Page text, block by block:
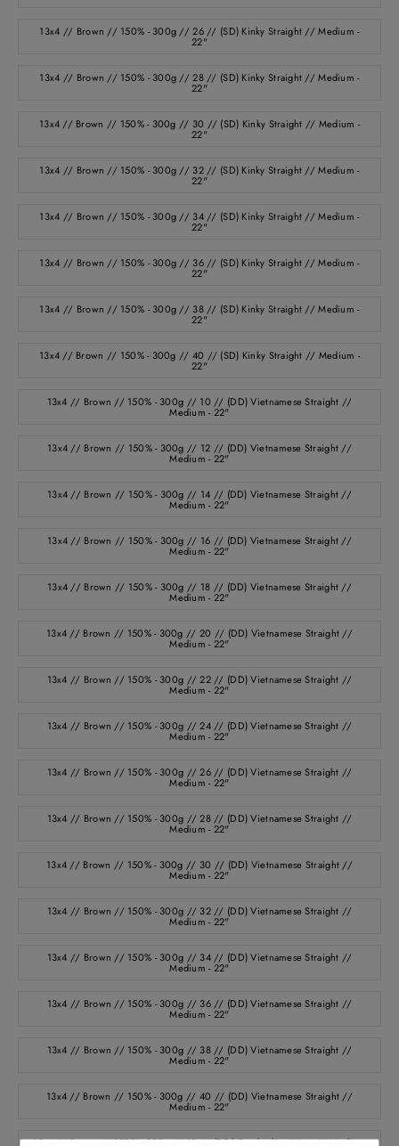
13x4 // Brown // 150% - 300g // 26 // (SD) Kinky Straight // Medium -
22"
13x4 // Brown // 150% - 300g // 28 // (SD) Kinky Straight // Medium -
22"
13x4 // Brown // 150% - 300g // 30 // (SD) Kinky Straight // Medium -
22"
13x4 // Brown // 150% - 300g // 32 // (SD) Kinky Straight // Medium -
22"
13x4 // Brown // 150% - 300g // 34 // (SD) Kinky Straight // Medium -
22"
13x4 // Brown // 150% - 300g // 36 // (SD) Kinky Straight // Medium -
22"
13x4 // Brown // 150% - 300g // 38 // (SD) Kinky Straight // Medium -
22"
13x4 // Brown // 150% - 300g // 40 // (SD) Kinky Straight // Medium -
22"
13x4 // Brown // 150% - 300g // 10 // (DD) Vietnamese Straight //
Medium - 22"
13x4 // Brown // 150% - 300g // 12 // (DD) Vietnamese Straight //
Medium - 22"
13x4 // Brown // 150% - 300g // 14 // (DD) Vietnamese Straight //
Medium - 22"
13x4 // Brown // 150% - 300g // 16 // (DD) Vietnamese Straight //
Medium - 22"
13x4 // Brown // 150% - 300g // 18 // (DD) Vietnamese Straight //
Medium - 22"
13x4 // Brown // 150% - 300g // 20 // (DD) Vietnamese Straight //
Medium - 22"
13x4 // Brown // 150% - 300g // 22 // (DD) Vietnamese Straight //
Medium - 22"
13x4 // Brown // 150% - 300g // 24 // (DD) Vietnamese Straight //
Medium - 22"
13x4 // Brown // 150% - 300g // 26 // (DD) Vietnamese Straight //
Medium - 22"
13x4 // Brown // 150% - 300g // 28 // (DD) Vietnamese Straight //
Medium - 22"
13x4 // Brown // 150% - 300g // 30 // (DD) Vietnamese Straight //
Medium - 22"
13x4 // Brown // 150% - 300g // 32 // (DD) Vietnamese Straight //
Medium - 22"
13x4 // Brown // 150% - 300g // 34 // (DD) Vietnamese Straight //
Medium - 22"
13x4 // Brown // 150% - 300g // 36 // (DD) Vietnamese Straight //
Medium - 22"
13x4 // Brown // 150% - 300g // 38 // (DD) Vietnamese Straight //
Medium - 22"
13x4 // Brown // 150% - 300g // 40 // (DD) Vietnamese Straight //
Medium - 22"
13x4 // Brown // 150% - 300g // 10 // (DD) Cambodian Wavy // Medium